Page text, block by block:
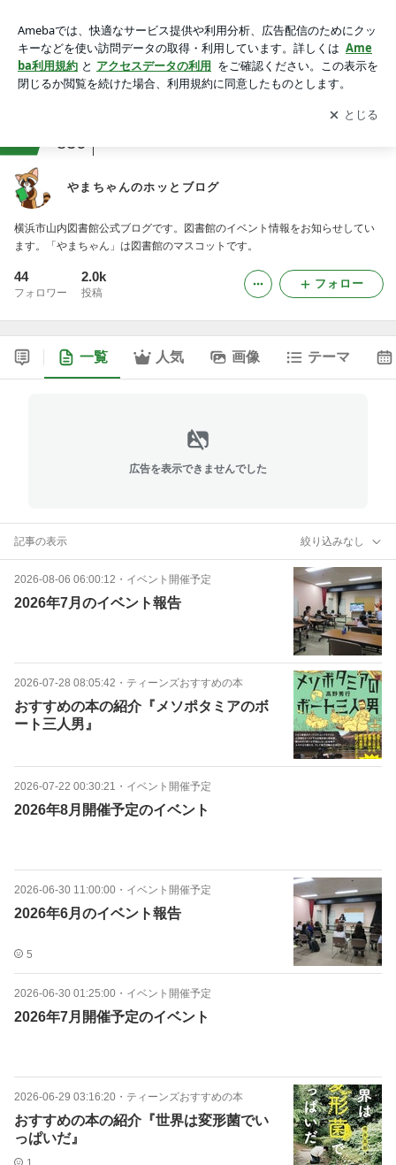
アプリをダウンロードして ブログの更新通知
を受け取りまし
ょう。
開く
836
やまちゃんのホッとブログ
横浜市山内図書館公式ブログです。図書館のイベント情報をお知らせしてい
ます。「やまちゃん」は図書館のマスコットです。
44
フォロワー
2.0k
投稿
フォロー
一覧 人気 画像 テーマ
広告を表示できませんでした
記事の表示 絞り込みなし
2026-08-06 06:00:12 ・ イベント開催予定
2026年7月のイベント報告
2026-07-28 08:05:42 ・ ティーンズおすすめの本
おすすめの本の紹介『メソポタミアのボ
ート三人男』
2026-07-22 00:30:21 ・ イベント開催予定
2026年8月開催予定のイベント
2026-06-30 11:00:00 ・ イベント開催予定
2026年6月のイベント報告
5
2026-06-30 01:25:00 ・ イベント開催予定
2026年7月開催予定のイベント
2026-06-29 03:16:20 ・ ティーンズおすすめの本
おすすめの本の紹介『世界は変形菌でい
っぱいだ』